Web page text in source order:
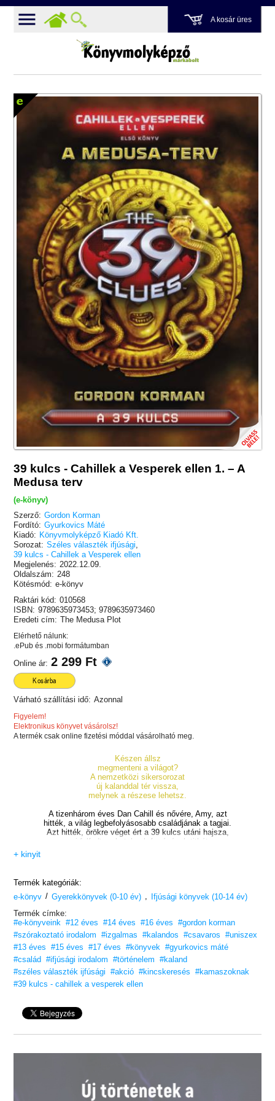
A kosár üres
39 kulcs - Cahillek a Vesperek ellen 1. – A
Medusa terv
(e-könyv)
Szerző: Gordon Korman
Fordító: Gyurkovics Máté
Kiadó: Könyvmolyképző Kiadó Kft.
Sorozat: Széles választék ifjúsági,
39 kulcs - Cahillek a Vesperek ellen
Megjelenés: 2022.12.09.
Oldalszám: 248
Kötésmód: e-könyv
Raktári kód: 010568
ISBN: 9789635973453; 9789635973460
Eredeti cím: The Medusa Plot
Elérhető nálunk:
.ePub és .mobi formátumban
Online ár: 2 299 Ft
Kosárba
Várható szállítási idő: Azonnal
Figyelem!
Elektronikus könyvet vásárolsz!
A termék csak online fizetési móddal vásárolható meg.
Készen állsz
megmenteni a világot?
A nemzetközi sikersorozat
új kalanddal tér vissza,
melynek a részese lehetsz.
A tizenhárom éves Dan Cahill és nővére, Amy, azt
hitték, a világ legbefolyásosabb családjának a tagjai.
Azt hitték, örökre véget ért a 39 kulcs utáni hajsza,
ami felfedte a hatalmuk forrásának titkát.
pontjairól: családtagjaikat, Cahilleket ejtett túszul
egy rejtélyes szervezet, akik Vespereknek hívják
magukat. Amynek és Dannek csupán néhány napja
különben a raboskodó rokonaikra halál vár. Amy és
Dan nem tudják, mit akarnak a Vesperek, és hogyan
lehetne megállítani őket, egy dolog azonban biztos:
az ellenség mindent megtesz a győzelemért,
és ha megszerzik a kulcsokat…
az egész világot fogják foglyul ejteni.
Vesd bele magad
a kalandokba!
+ kinyit
Termék kategóriák:
e-könyv / Gyerekkönyvek (0-10 év)
Ifjúsági könyvek (10-14 év)
Termék címke:
#e-könyveink
#12 éves #14 éves #16 éves
#gordon korman
#szórakoztató irodalom
#izgalmas #kalandos #csavaros
#uniszex
#13 éves
#15 éves #17 éves #könyvek
#gyurkovics máté
#család #ifjúsági irodalom #történelem
#kaland
#széles választék ijfúsági
#akció #kincskeresés
#kamaszoknak
#39 kulcs - cahillek a vesperek ellen